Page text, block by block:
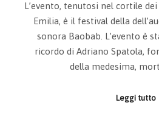
L’evento, tenutosi nel cortile dei
Emilia, è il festival della
sonora Baobab. L’evento è
ricordo di Adriano Spatola,
della medesima,
Leggi tutto